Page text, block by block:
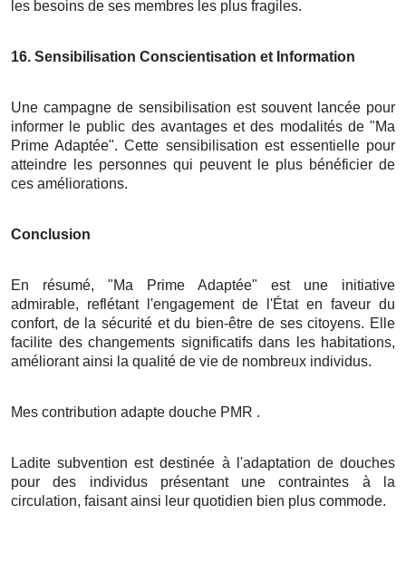
les besoins de ses membres les plus fragiles.
16. Sensibilisation Conscientisation et Information
Une campagne de sensibilisation est souvent lancée pour
informer le public des avantages et des modalités de "Ma
Prime Adaptée". Cette sensibilisation est essentielle pour
atteindre les personnes qui peuvent le plus bénéficier de
ces améliorations.
Conclusion
En résumé, "Ma Prime Adaptée" est une initiative
admirable, reflétant l'engagement de l'État en faveur du
confort, de la sécurité et du bien-être de ses citoyens. Elle
facilite des changements significatifs dans les habitations,
améliorant ainsi la qualité de vie de nombreux individus.
Mes contribution adapte douche PMR .
Ladite subvention est destinée à l'adaptation de douches
pour des individus présentant une contraintes à la
circulation, faisant ainsi leur quotidien bien plus commode.